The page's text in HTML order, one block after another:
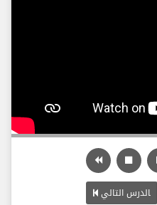
الدرس التالي